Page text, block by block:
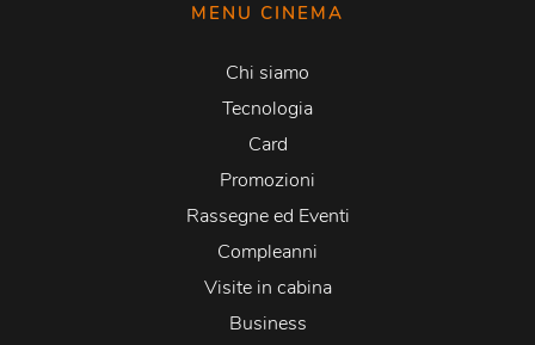
MENU CINEMA
Chi siamo
Tecnologia
Card
Promozioni
Rassegne ed Eventi
Compleanni
Visite in cabina
Business